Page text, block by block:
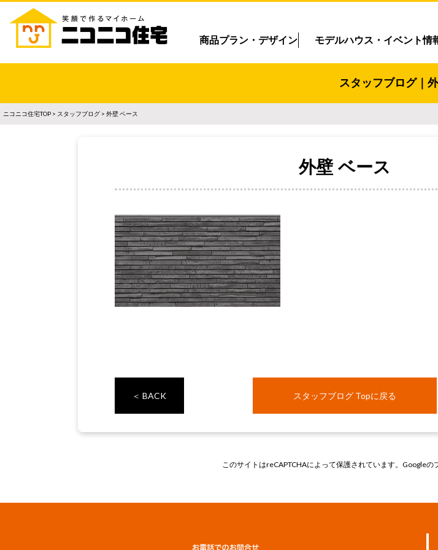
商品プラン・デザイン モデルハウス・イベント情
スタッフブログ｜
ニコニコ住宅TOP > スタッフブログ > 外壁 ベース
外壁 ベース
＜ BACK スタッフブログ Topに戻る
このサイトはreCAPTCHAによって保護されています。Googleの